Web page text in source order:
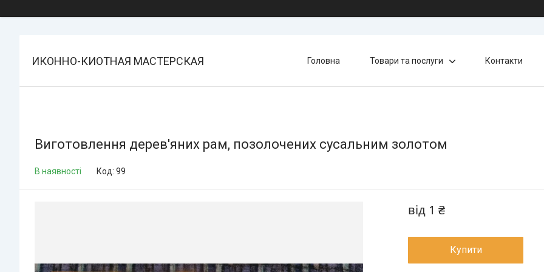
ИКОННО-КИОТНАЯ МАСТЕРСКАЯ Головна Товари та послуги Контакти
Виготовлення дерев'яних рам, позолочених сусальним золотом
В наявності Код: 99
від 1 ₴
Купити